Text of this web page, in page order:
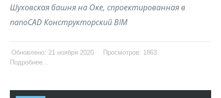
Шуховская башня на Оке, спроектированная в
nanoCAD КонструкторскийBIM
Обновлено: 21 ноября 2020
Просмотров: 1863
Подробнее...